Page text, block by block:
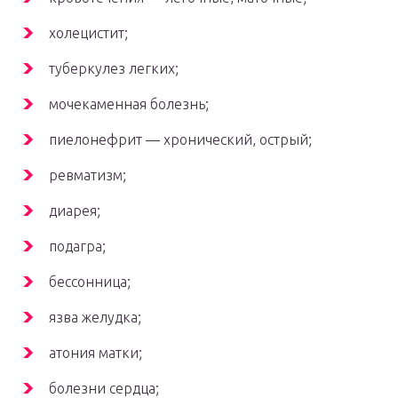
холецистит;
туберкулез легких;
мочекаменная болезнь;
пиелонефрит — хронический, острый;
ревматизм;
диарея;
подагра;
бессонница;
язва желудка;
атония матки;
болезни сердца;